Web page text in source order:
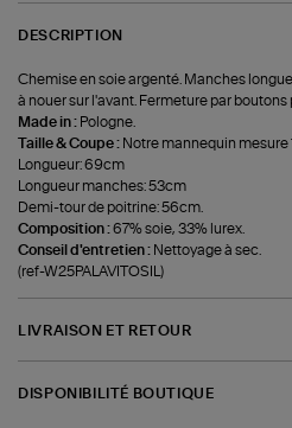
DESCRIPTION
Chemise en soie argenté. Manches
à nouer sur l'avant. Fermeture par boutons
Made in : Pologne.
Taille & Coupe : Notre mannequin mesure
Longueur: 69cm
Longueur manches: 53cm
Demi-tour de poitrine: 56cm.
Composition :67% soie, 33% lurex.
Conseil d'entretien : Nettoyage à sec.
(ref-W25PALAVITOSIL)
LIVRAISON ET RETOUR
DISPONIBILITÉ BOUTIQUE